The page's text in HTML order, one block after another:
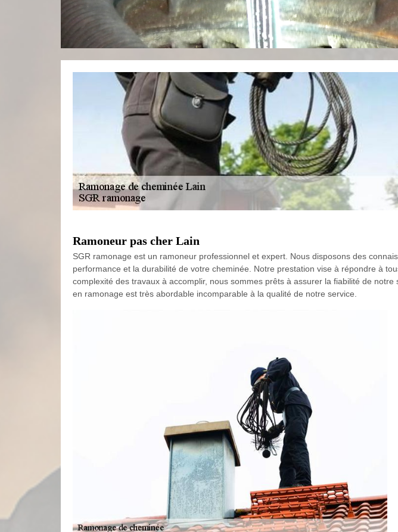
Ramoneur pas cher Lain
SGR ramonage est un ramoneur professionnel et expert. Nous disposons des
performance et la durabilité de votre cheminée. Notre prestation vise à répondre à
complexité des travaux à accomplir, nous sommes prêts à assurer la fiabilité de
en ramonage est très abordable incomparable à la qualité de notre service.